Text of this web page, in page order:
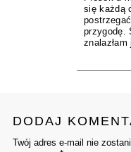
się każdą
przygodę.
DODAJ
Twój adres e-mail nie